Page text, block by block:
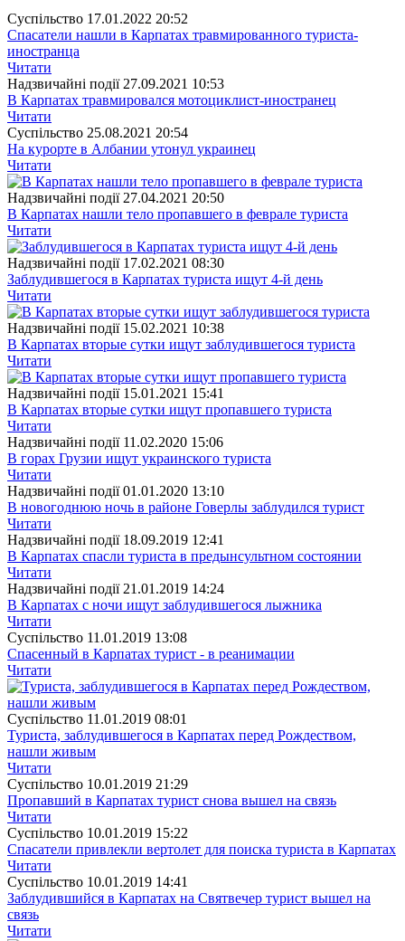
Суспiльство 17.01.2022 20:52
Спасатели нашли в Карпатах травмированного туриста-
иностранца
Читати
Надзвичайні події 27.09.2021 10:53
В Карпатах травмировался мотоциклист-иностранец
Читати
Суспiльство 25.08.2021 20:54
На курорте в Албании утонул украинец
Читати
Надзвичайні події 27.04.2021 20:50
В Карпатах нашли тело пропавшего в феврале туриста
Читати
Надзвичайні події 17.02.2021 08:30
Заблудившегося в Карпатах туриста ищут 4-й день
Читати
Надзвичайні події 15.02.2021 10:38
В Карпатах вторые сутки ищут заблудившегося туриста
Читати
Надзвичайні події 15.01.2021 15:41
В Карпатах вторые сутки ищут пропавшего туриста
Читати
Надзвичайні події 11.02.2020 15:06
В горах Грузии ищут украинского туриста
Читати
Надзвичайні події 01.01.2020 13:10
В новогоднюю ночь в районе Говерлы заблудился турист
Читати
Надзвичайні події 18.09.2019 12:41
В Карпатах спасли туриста в предынсультном состоянии
Читати
Надзвичайні події 21.01.2019 14:24
В Карпатах с ночи ищут заблудившегося лыжника
Читати
Суспiльство 11.01.2019 13:08
Спасенный в Карпатах турист - в реанимации
Читати
Суспiльство 11.01.2019 08:01
Туриста, заблудившегося в Карпатах перед Рождеством,
нашли живым
Читати
Суспiльство 10.01.2019 21:29
Пропавший в Карпатах турист снова вышел на связь
Читати
Суспiльство 10.01.2019 15:22
Спасатели привлекли вертолет для поиска туриста в Карпатах
Читати
Суспiльство 10.01.2019 14:41
Заблудившийся в Карпатах на Святвечер турист вышел на
связь
Читати